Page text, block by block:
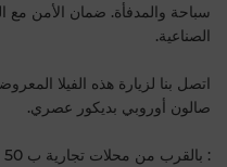
سباحة والمدفأة. ضمان الأمن مع
الصناعية.
اتصل بنا لزيارة هذه الفيلا
صالون أوروبي بديكور عصري.